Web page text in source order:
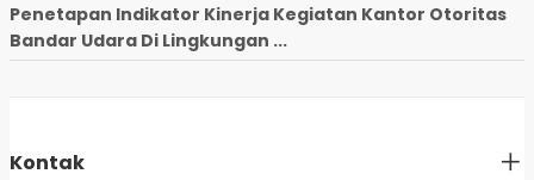
Penetapan Indikator Kinerja Kegiatan Kantor Otoritas
Bandar Udara Di Lingkungan ...
Kontak